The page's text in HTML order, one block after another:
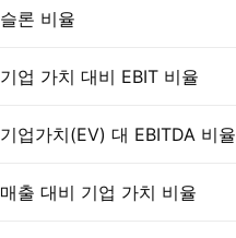
슬론 비율
기업 가치 대비 EBIT 비율
기업가치(EV) 대 EBITDA 비율
매출 대비 기업 가치 비율